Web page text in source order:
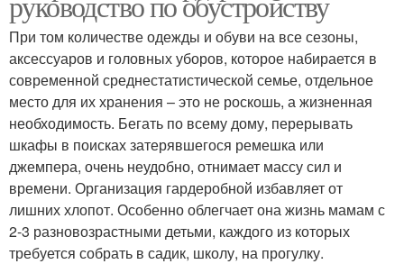
При том количестве одежды и обуви на все сезоны,
аксессуаров и головных уборов, которое набирается в
современной среднестатистической семье, отдельное
место для их хранения – это не роскошь, а жизненная
необходимость. Бегать по всему дому, перерывать
шкафы в поисках затерявшегося ремешка или
джемпера, очень неудобно, отнимает массу сил и
времени. Организация гардеробной избавляет от
лишних хлопот. Особенно облегчает она жизнь мамам с
2-3 разновозрастными детьми, каждого из которых
требуется собрать в садик, школу, на прогулку.